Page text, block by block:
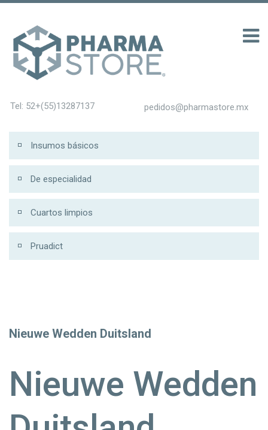
Tel: 52+(55)13287137 pedidos@pharmastore.mx
Insumos básicos
De especialidad
Cuartos limpios
Pruadict
Nieuwe Wedden Duitsland
Nieuwe Wedden